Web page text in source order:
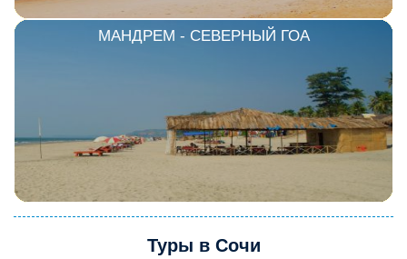
МАНДРЕМ - СЕВЕРНЫЙ ГОА
Туры в Сочи